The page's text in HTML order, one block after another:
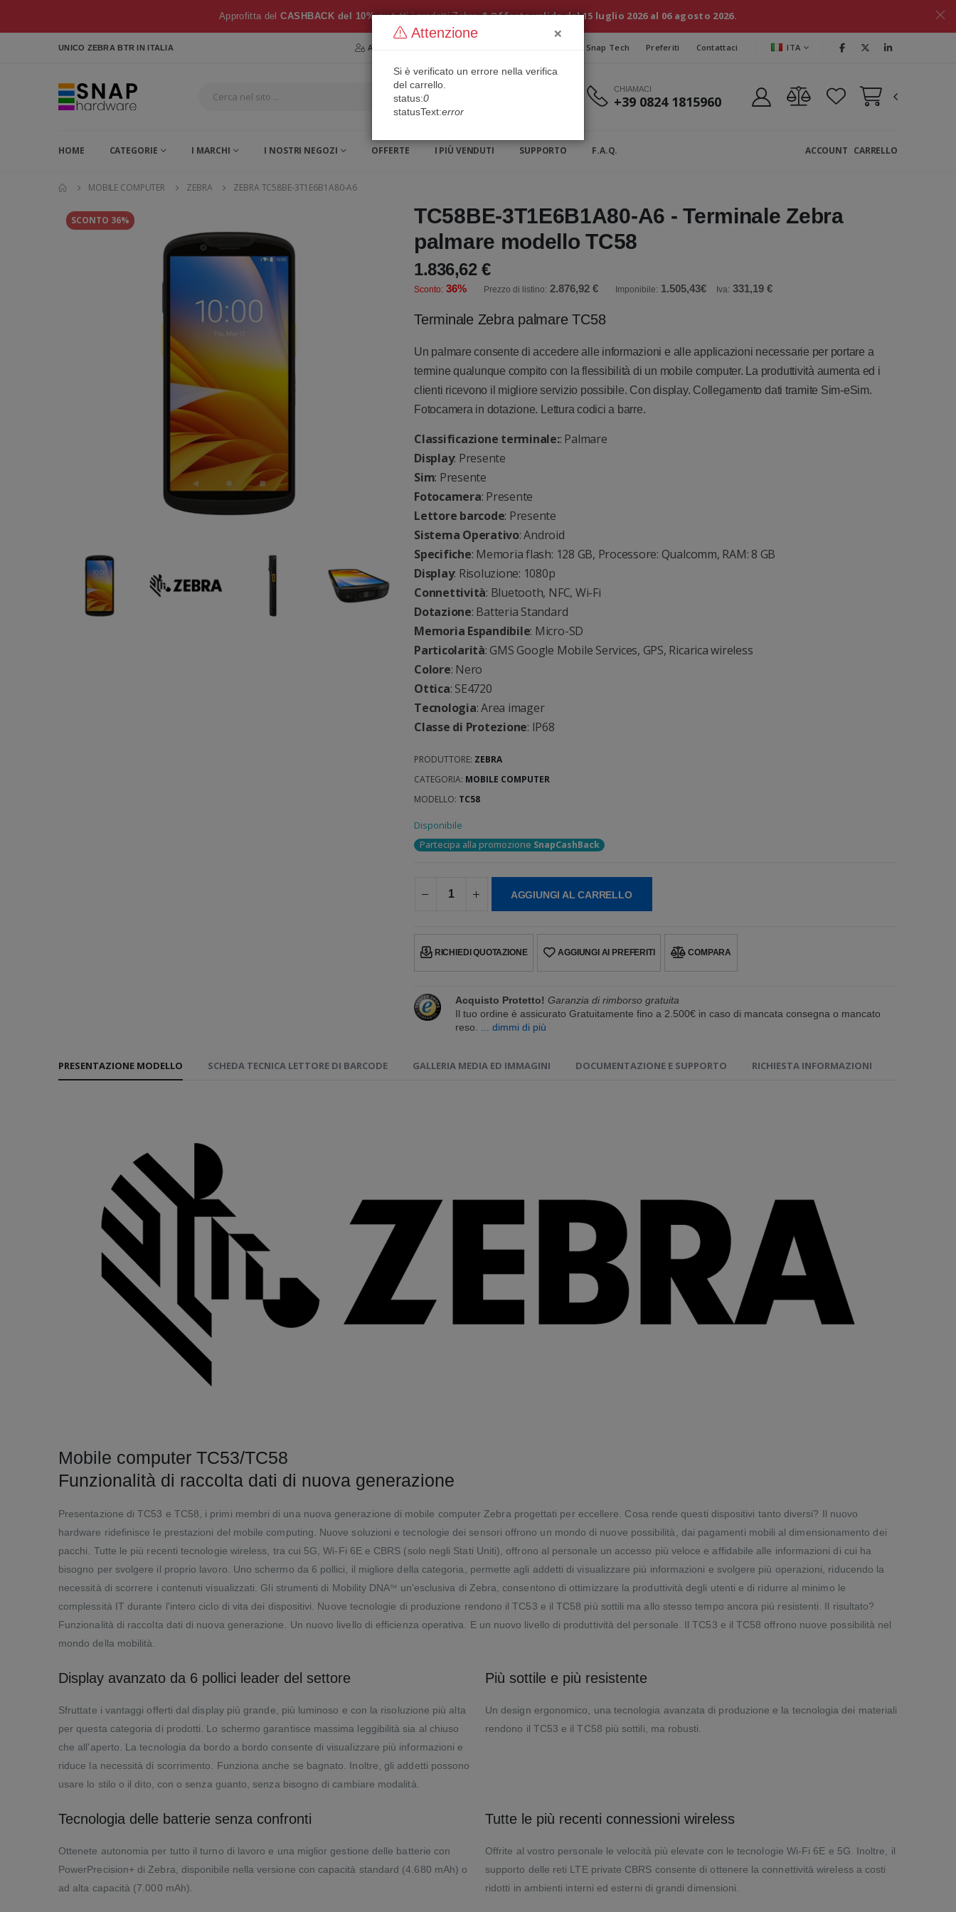
Approfitta del CASHBACK del 10%su tutti i prodotti Zebra * Offerta valida dal 15 luglio 2026 al 06 agosto 2026.
UNICO ZEBRA BTRIN ITALIA Area Riservata Snap Tech Preferiti Contattaci ITA
CHIAMACI
+39 0824 1815960
HOME CATEGORIE I MARCHI I NOSTRI NEGOZI OFFERTE I PIÙ VENDUTI SUPPORTO F.A.Q. CARRELLO
ACCOUNT
MOBILE COMPUTER ZEBRA ZEBRA TC58BE-3T1E6B1A80-A6
SCONTO 36%
TC58BE-3T1E6B1A80-A6 - Terminale Zebra
palmare modello TC58
1.836,62 €
Sconto: 36% Prezzo di listino: 2.876,92 € Imponibile: 1.505,43€ Iva: 331,19 €
Terminale Zebra palmare TC58
Un palmare consente di accedere alle informazioni e alle applicazioni necessarie per portare a
termine qualunque compito con la flessibilità di un mobile computer. La produttività aumenta ed i
clienti ricevono il migliore servizio possibile. Con display. Collegamento dati tramite Sim-eSim.
Fotocamera in dotazione. Lettura codici a barre.
Classificazione terminale:: Palmare
Display: Presente
Sim: Presente
Fotocamera: Presente
Lettore barcode: Presente
Sistema Operativo: Android
Specifiche: Memoria flash: 128 GB, Processore: Qualcomm, RAM: 8 GB
Display: Risoluzione: 1080p
Connettività: Bluetooth, NFC, Wi-Fi
Dotazione: Batteria Standard
Memoria Espandibile: Micro-SD
Particolarità: GMS Google Mobile Services, GPS, Ricarica wireless
Colore: Nero
Ottica: SE4720
Tecnologia: Area imager
Classe di Protezione: IP68
PRODUTTORE: ZEBRA
CATEGORIA: MOBILE COMPUTER
MODELLO: TC58
Disponibile
Partecipa alla promozione SnapCashBack
AGGIUNGI AL CARRELLO
RICHIEDI QUOTAZIONE AGGIUNGI AI PREFERITI COMPARA
Acquisto Protetto! Garanzia di rimborso gratuita
Il tuo ordine è assicurato Gratuitamente fino a 2.500€ in caso di mancata consegna o mancato
reso.
... dimmi di più
PRESENTAZIONE MODELLO SCHEDA TECNICA LETTORE DI BARCODE GALLERIA MEDIA ED IMMAGINI DOCUMENTAZIONE E SUPPORTO RICHIESTA INFORMAZIONI
Mobile computer TC53/TC58
Funzionalità di raccolta dati di nuova generazione
Presentazione di TC53 e TC58, i primi membri di una nuova generazione di mobile computer Zebra progettati per eccellere. Cosa rende questi dispositivi tanto diversi? Il nuovo
hardware ridefinisce le prestazioni del mobile computing. Nuove soluzioni e tecnologie dei sensori offrono un mondo di nuove possibilità, dai pagamenti mobili al dimensionamento dei
pacchi. Tutte le più recenti tecnologie wireless, tra cui 5G, Wi-Fi 6E e CBRS (solo negli Stati Uniti), offrono al personale un accesso più veloce e affidabile alle informazioni di cui ha
bisogno per svolgere il proprio lavoro. Uno schermo da 6 pollici, il migliore della categoria, permette agli addetti di visualizzare più informazioni e svolgere più operazioni, riducendo la
necessità di scorrere i contenuti visualizzati. Gli strumenti di Mobility DNATM
un'esclusiva di Zebra, consentono di ottimizzare la produttività degli utenti e di ridurre al minimo le
complessità IT durante l'intero ciclo di vita dei dispositivi. Nuove tecnologie di produzione rendono il TC53 e il TC58 più sottili ma allo stesso tempo ancora più resistenti. Il risultato?
Funzionalità di raccolta dati di nuova generazione. Un nuovo livello di efficienza operativa. E un nuovo livello di produttività del personale. Il TC53 e il TC58 offrono nuove possibilità nel
mondo della mobilità.
Display avanzato da 6 pollici leader del settore
Sfruttate i vantaggi offerti dal display più grande, più luminoso e con la risoluzione più alta
per questa categoria di prodotti. Lo schermo garantisce massima leggibilità sia al chiuso
che all'aperto. La tecnologia da bordo a bordo consente di visualizzare più informazioni e
riduce la necessità di scorrimento. Funziona anche se bagnato. Inoltre, gli addetti possono
usare lo stilo o il dito, con o senza guanto, senza bisogno di cambiare modalità.
Più sottile e più resistente
Un design ergonomico, una tecnologia avanzata di produzione e la tecnologia dei materiali
rendono il TC53 e il TC58 più sottili, ma robusti.
Tecnologia delle batterie senza confronti
Ottenete autonomia per tutto il turno di lavoro e una miglior gestione delle batterie con
PowerPrecision+ di Zebra, disponibile nella versione con capacità standard (4.680 mAh) o
ad alta capacità (7.000 mAh).
Tutte le più recenti connessioni wireless
Offrite al vostro personale le velocità più elevate con le tecnologie Wi-Fi 6E e 5G. Inoltre, il
supporto delle reti LTE private CBRS consente di ottenere la connettività wireless a costi
ridotti in ambienti interni ed esterni di grandi dimensioni.
Attenzione ×
Si è verificato un errore nella verifica
del carrello.
status:0
statusText:error